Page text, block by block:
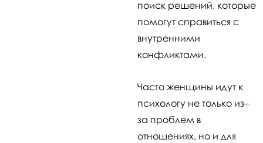
поиск решений, которые
помогут справиться с
внутренними
конфликтами.
Часто женщины идут к
психологу не только из–
за проблем в
отношениях, но и для